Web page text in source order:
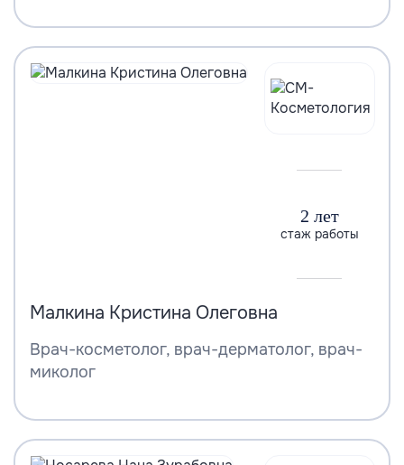
2 лет
стаж работы
Малкина Кристина Олеговна
Врач-косметолог, врач-дерматолог, врач-
миколог